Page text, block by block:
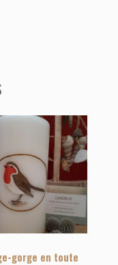
gorge en toute